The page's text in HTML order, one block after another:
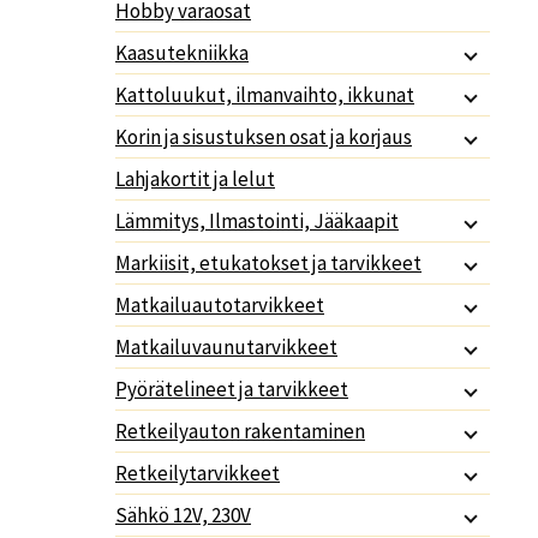
Hobby varaosat
Kaasutekniikka
Kattoluukut, ilmanvaihto, ikkunat
Korin ja sisustuksen osat ja korjaus
Lahjakortit ja lelut
Lämmitys, Ilmastointi, Jääkaapit
Markiisit, etukatokset ja tarvikkeet
Matkailuautotarvikkeet
Matkailuvaunutarvikkeet
Pyörätelineet ja tarvikkeet
Retkeilyauton rakentaminen
Retkeilytarvikkeet
Sähkö 12V, 230V